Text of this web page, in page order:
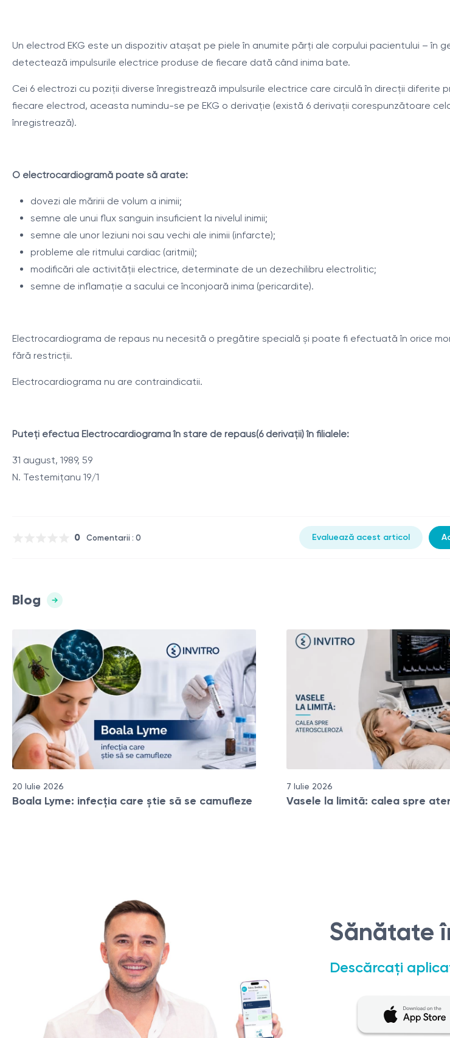
Un electrod EKG este un dispozitiv atașat pe piele în anumite părţi ale corpului pacientului – în
detectează impulsurile electrice produse de fiecare dată când inima bate.
Cei 6 electrozi cu poziţii diverse înregistrează impulsurile electrice care circulă în direcţii diferite
fiecare electrod, aceasta numindu-se pe EKG o derivaţie (există 6 derivaţii corespunzătoare
înregistrează).
O electrocardiogramă poate să arate:
dovezi ale măririi de volum a inimii;
semne ale unui flux sanguin insuficient la nivelul inimii;
semne ale unor leziuni noi sau vechi ale inimii (infarcte);
probleme ale ritmului cardiac (aritmii);
modificări ale activităţii electrice, determinate de un dezechilibru electrolitic;
semne de inflamaţie a sacului ce înconjoară inima (pericardite).
Electrocardiograma de repaus nu necesită o pregătire specială şi poate fi efectuată în orice
fără restricţii.
Electrocardiograma nu are contraindicatii.
Puteţi efectua Electrocardiograma în stare de repaus(6 derivaţii) în filialele:
31 august, 1989, 59
N. Testemiţanu 19/1
0 Comentarii : 0 Evaluează acest articol
Blog
20 Iulie 2026
Boala Lyme: infecția care știe să se camufleze
7 Iulie 2026
Vasele la limită: calea spre
Sănătate
Descărcați